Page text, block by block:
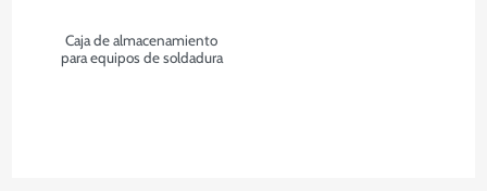
Caja de almacenamiento
para equipos de soldadura